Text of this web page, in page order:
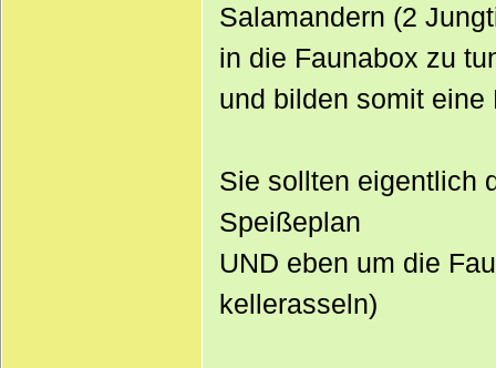
Salamandern (2
in die Faunabox zu
und bilden somit eine
Sie sollten eigentlich
Speißeplan
UND eben um die
kellerasseln)